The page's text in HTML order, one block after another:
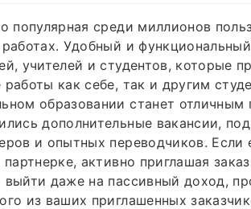
популярная среди миллионов
работах. Удобный и
учителей и студентов, которые
работы как себе, так и другим
образовании станет
дополнительные вакансии,
и опытных переводчиков. Если
партнерке, активно приглашая
даже на пассивный доход,
из ваших приглашенных